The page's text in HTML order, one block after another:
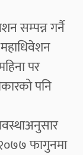
सम्पन्न गर्नै
महाधिवेशन
पर
पनि
२०७७ फागुनमा